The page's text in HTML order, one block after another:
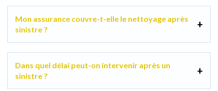
Mon assurance couvre-t-elle le nettoyage après
sinistre ?
Dans quel délai peut-on intervenir après un
sinistre ?